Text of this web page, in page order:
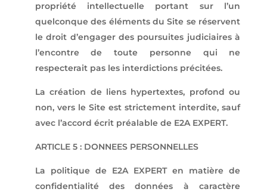
propriété intellectuelle portant sur l’un
quelconque des éléments du Site se réservent
le droit d’engager des poursuites judiciaires à
l’encontre de toute personne qui ne
respecterait pas les interdictions précitées.
La création de liens hypertextes, profond ou
non, vers le Site est strictement interdite, sauf
avec l’accord écrit préalable de E2A EXPERT.
ARTICLE 5 : DONNEES PERSONNELLES
La politique de E2A EXPERT en matière de
confidentialité des données à caractère